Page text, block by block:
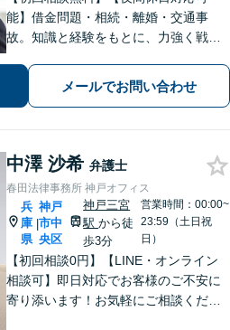
能】借金問題・相続・離婚・交通事
故。知識と経験をもとに、力強く戦い
剣に向き合い、わかりやすい言葉を心
掛けます。
メールでお問い合わせ
中澤 沙希 弁護士
春田法律事務所 神戸オフィス
兵
庫
県
|
神戸
市中
央区
神戸三宮
駅から徒
歩3分
営業時間：00:00~
23:59（土日祝
日）
【初回相談0円】【LINE・オンライン
相談可】即日対応でお客様のご不安に
寄り添います！お気軽にご相談くださ